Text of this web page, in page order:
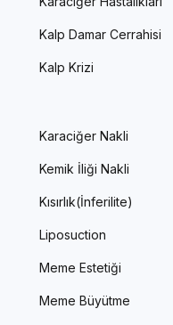
Kalp Damar Cerrahisi
Kalp Krizi
Karaciğer Nakli
Kemik İliği Nakli
Kısırlık(İnferilite)
Liposuction
Meme Estetiği
Meme Büyütme